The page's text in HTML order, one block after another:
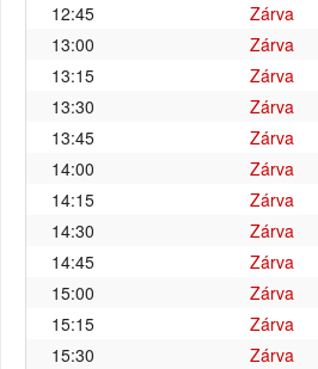
12:45
Zárva
13:00
Zárva
13:15
Zárva
13:30
Zárva
13:45
Zárva
14:00
Zárva
14:15
Zárva
14:30
Zárva
14:45
Zárva
15:00
Zárva
15:15
Zárva
15:30
Zárva